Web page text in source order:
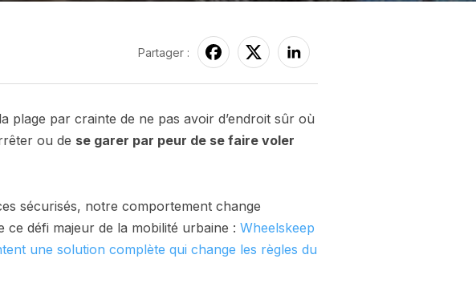
Partager :
par crainte de ne pas avoir d’endroit sûr où
ou de se garer par peur de se faire voler
sécurisés, notre comportement change
défi majeur de la mobilité urbaine : Wheelskeep
une solution complète qui change les règles du